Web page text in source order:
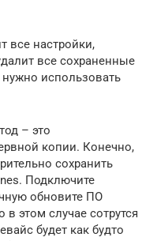
все настройки,
все сохраненные
использовать
– это
копии. Конечно,
сохранить
Подключите
обновите ПО
в этом случае сотрутся
будет как будто